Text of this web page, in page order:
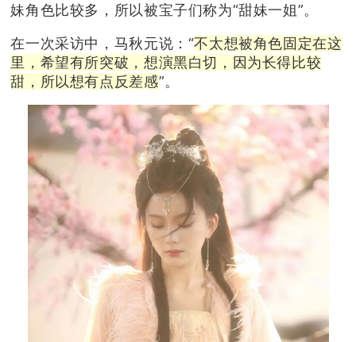
妹角色比较多，所以被宝子们称为“甜妹一姐”。
在一次采访中，马秋元说：“不太想被角色固定在这
里，希望有所突破，想演黑白切，因为长得比较
甜，所以想有点反差感”。